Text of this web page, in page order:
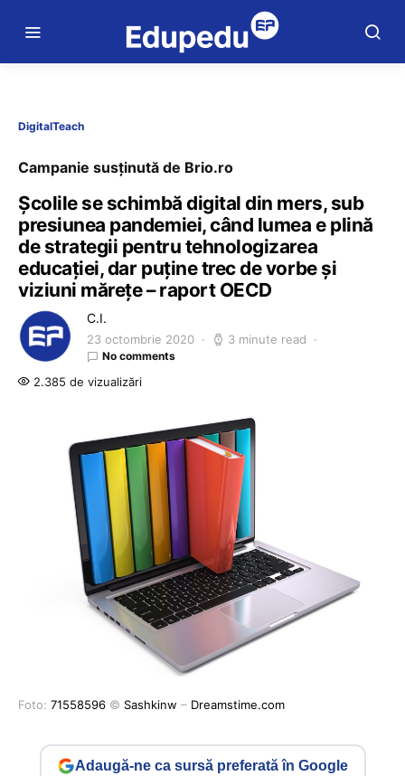
DigitalTeach
Campanie susținută de Brio.ro
Școlile se schimbă digital din mers, sub
presiunea pandemiei, când lumea e plină
de strategii pentru tehnologizarea
educației, dar puține trec de vorbe și
viziuni mărețe – raport OECD
C.I.
23 octombrie 2020 3 minute read
No comments
2.385 de vizualizări
Foto: 71558596 © Sashkinw – Dreamstime.com
Adaugă-ne ca sursă preferată în Google